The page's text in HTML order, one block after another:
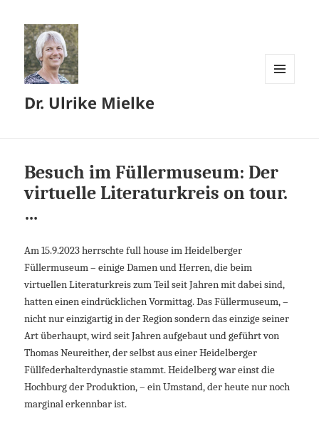
Dr. Ulrike Mielke
Besuch im Füllermuseum: Der
virtuelle Literaturkreis on tour.
…
Am 15.9.2023 herrschte full house im Heidelberger
Füllermuseum – einige Damen und Herren, die beim
virtuellen Literaturkreis zum Teil seit Jahren mit dabei sind,
hatten einen eindrücklichen Vormittag. Das Füllermuseum, –
nicht nur einzigartig in der Region sondern das einzige seiner
Art überhaupt, wird seit Jahren aufgebaut und geführt von
Thomas Neureither, der selbst aus einer Heidelberger
Füllfederhalterdynastie stammt. Heidelberg war einst die
Hochburg der Produktion, – ein Umstand, der heute nur noch
marginal erkennbar ist.